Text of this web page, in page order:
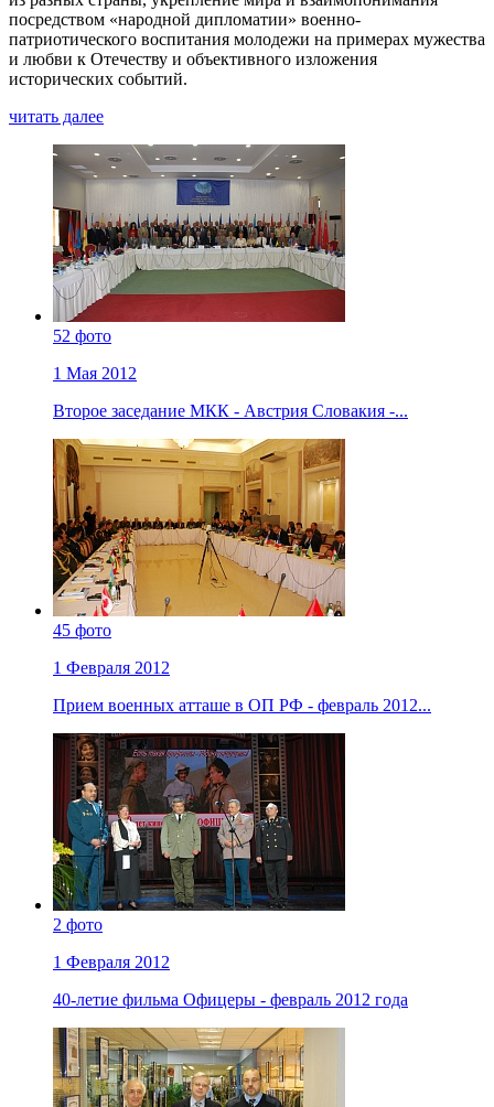
посредством «народной дипломатии» военно-
патриотического воспитания молодежи на примерах мужества
и любви к Отечеству и объективного изложения
исторических событий.
читать далее
52 фото
1 Мая 2012
Второе заседание МКК - Австрия Словакия -...
45 фото
1 Февраля 2012
Прием военных атташе в ОП РФ - февраль 2012...
2 фото
1 Февраля 2012
40-летие фильма Офицеры - февраль 2012 года